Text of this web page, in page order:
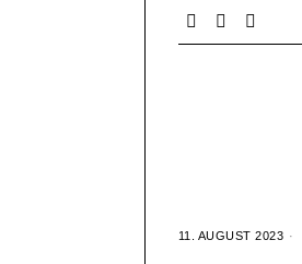
11. AUGUST 2023